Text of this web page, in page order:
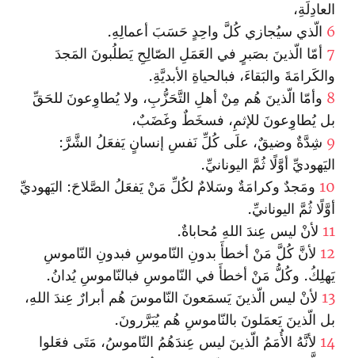
العادِلَةِ،
6 الّذي سيُجازي كُلَّ واحِدٍ حَسَبَ أعمالِهِ.
7 أمّا الّذينَ بصَبرٍ في العَمَلِ الصّالِحِ يَطلُبونَ المَجدَ
والكَرامَةَ والبَقاءَ، فبالحياةِ الأبديَّةِ.
8 وأمّا الّذينَ هُم مِنْ أهلِ التَّحَزُّبِ، ولا يُطاوِعونَ للحَقِّ
بل يُطاوِعونَ للإثمِ، فسخَطٌ وغَضَبٌ،
9 شِدَّةٌ وضيقٌ، علَى كُلِّ نَفسِ إنسانٍ يَفعَلُ الشَّرَّ:
اليَهوديِّ أوَّلًا ثُمَّ اليونانيِّ.
10 ومَجدٌ وكرامَةٌ وسَلامٌ لكُلِّ مَنْ يَفعَلُ الصَّلاحَ: اليَهوديِّ
أوَّلًا ثُمَّ اليونانيِّ.
11 لأنْ ليس عِندَ اللهِ مُحاباةٌ.
12 لأنَّ كُلَّ مَنْ أخطأَ بدونِ النّاموسِ فبدونِ النّاموسِ
يَهلِكُ. وكُلُّ مَنْ أخطأَ في النّاموسِ فبالنّاموسِ يُدانُ.
13 لأنْ ليس الّذينَ يَسمَعونَ النّاموسَ هُم أبرارٌ عِندَ اللهِ،
بل الّذينَ يَعمَلونَ بالنّاموسِ هُم يُبَرَّرونَ.
14 لأنَّهُ الأُمَمُ الّذينَ ليس عِندَهُمُ النّاموسُ، مَتَى فعَلوا